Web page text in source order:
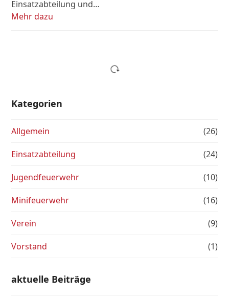
Einsatzabteilung und…
Mehr dazu
Kategorien
Allgemein (26)
Einsatzabteilung (24)
Jugendfeuerwehr (10)
Minifeuerwehr (16)
Verein (9)
Vorstand (1)
aktuelle Beiträge